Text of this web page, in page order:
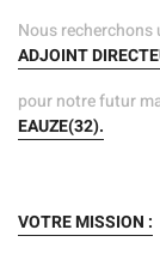
Nous recherchons
ADJOINT
pour notre futur
EAUZE(32).
VOTRE MISSION :